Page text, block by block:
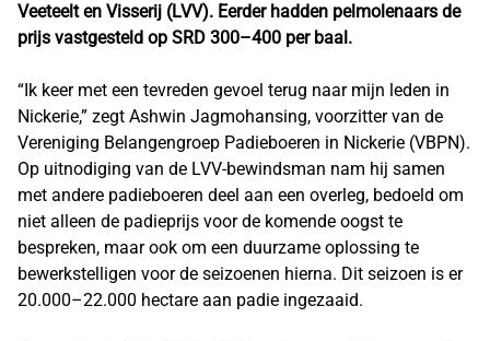
Veeteelt en Visserij (LVV). Eerder hadden pelmolenaars de
prijs vastgesteld op SRD 300–400 per baal.
“Ik keer met een tevreden gevoel terug naar mijn leden in
Nickerie,” zegt Ashwin Jagmohansing, voorzitter van de
Vereniging Belangengroep Padieboeren in Nickerie (VBPN).
Op uitnodiging van de LVV-bewindsman nam hij samen
met andere padieboeren deel aan een overleg, bedoeld om
niet alleen de padieprijs voor de komende oogst te
bespreken, maar ook om een duurzame oplossing te
bewerkstelligen voor de seizoenen hierna. Dit seizoen is er
20.000–22.000 hectare aan padie ingezaaid.